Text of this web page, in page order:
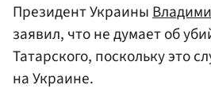
Президент Украины
заявил, что не думает об
Татарского, поскольку это
на Украине.